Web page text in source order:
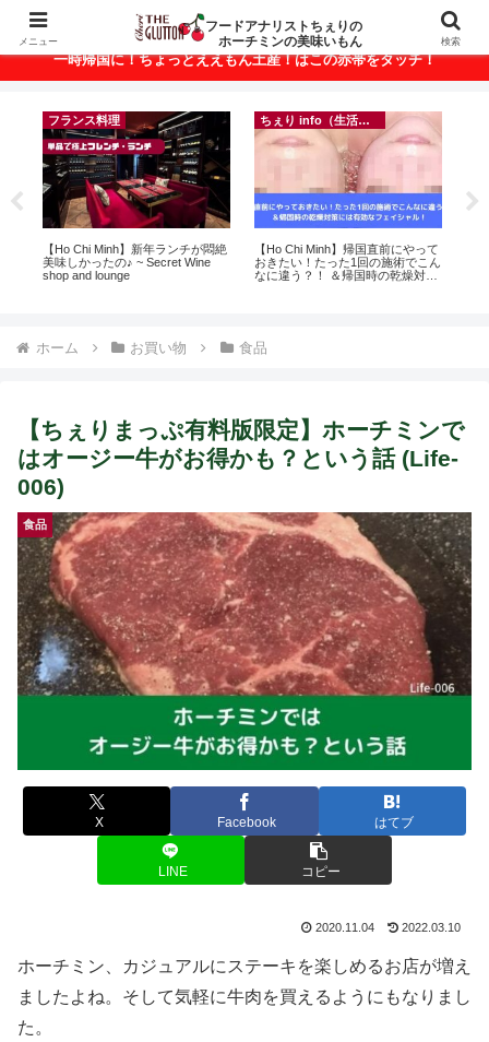
ベトナム・ホーチミンの美味いもんが満載！
一時帰国に！ちょっとええもん土産！はこの赤帯をタッチ！
フランス料理
【Ho Chi Minh】新年ランチが悶絶
美味しかったの♪ ~ Secret Wine
shop and lounge
ちぇり info（生活情報）
【Ho Chi Minh】帰国直前にやって
おきたい！たった1回の施術でこん
なに違う？！ ＆帰国時の乾燥対策
ホーム お買い物 食品
【ちぇりまっぷ有料版限定】ホーチミンで
はオージー牛がお得かも？という話 (Life-
006)
食品
X Facebook はてブ
LINE コピー
2020.11.04 2022.03.10
ホーチミン、カジュアルにステーキを楽しめるお店が増え
ましたよね。そして気軽に牛肉を買えるようにもなりまし
た。
メニュー
フードアナリストちぇりの
ホーチミンの美味いもん
検索